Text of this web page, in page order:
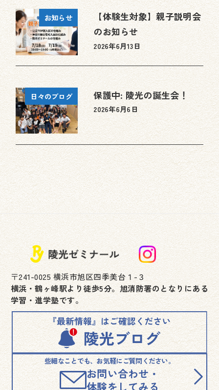
お知らせ
【体験生対象】親子説明会
のお知らせ
投稿日
2026年6月13日
日々のブログ 保護中: 陵光の誕生会！
投稿日
2026年6月6日
〒241-0025 横浜市旭区四季美台１-３
横浜・鶴ヶ峰駅より徒歩5分。旭消防署のとなりにある
学習・進学塾です。
些細なことでも、お気軽にご質問ください。
お問い合わせ・
体験をしてみる